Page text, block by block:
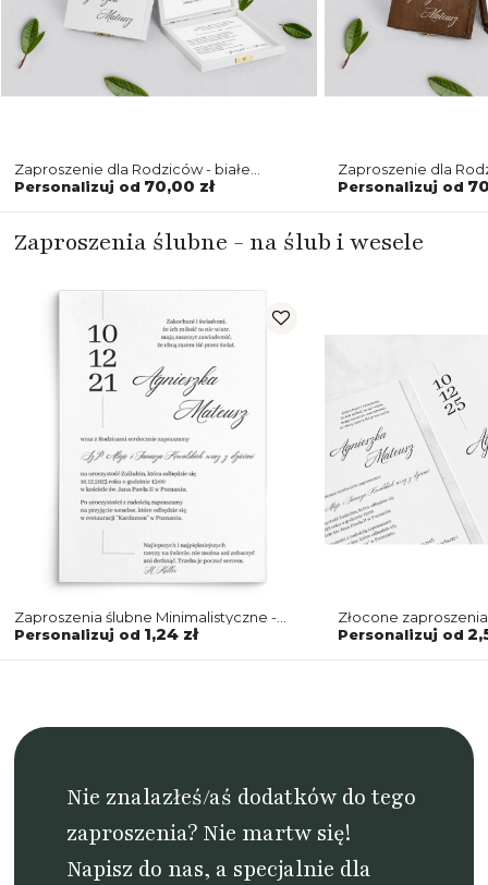
Zaproszenie dla Rodziców - białe
Minimalistyczne Motyw 4
Personalizuj od 70,00 zł
Zaproszenie dla
Minimalistyczne
Personalizuj od
Zaproszenia ślubne - na ślub i wesele
Zaproszenia ślubne Minimalistyczne -
Motyw 4
Personalizuj od 1,24 zł
Złocone
Minimalistyczne -
Personalizuj od
Nie znalazłeś/aś dodatków do tego
zaproszenia? Nie martw się!
Napisz do nas, a specjalnie dla